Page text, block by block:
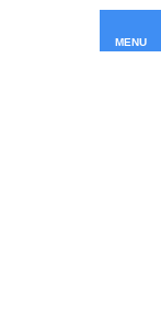
MENU